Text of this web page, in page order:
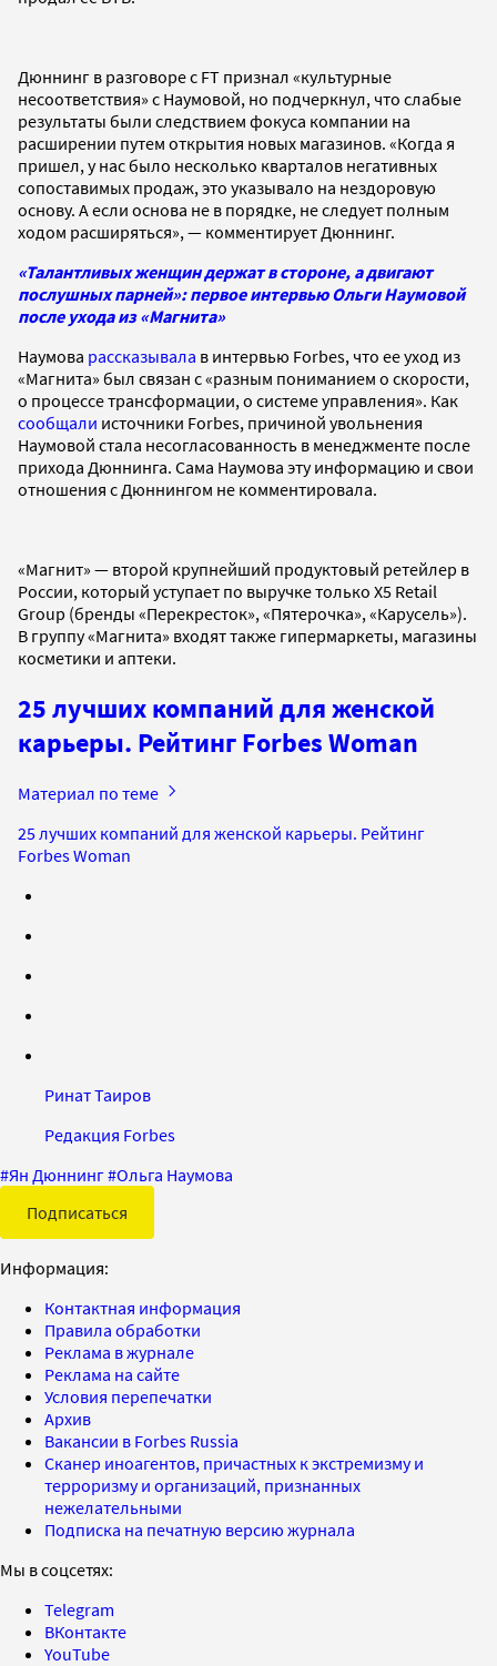
Дюннинг в разговоре с FT признал «культурные
несоответствия» с Наумовой, но подчеркнул, что слабые
результаты были следствием фокуса компании на
расширении путем открытия новых магазинов. «Когда я
пришел, у нас было несколько кварталов негативных
сопоставимых продаж, это указывало на нездоровую
основу. А если основа не в порядке, не следует полным
ходом расширяться», — комментирует Дюннинг.
«Талантливых женщин держат в стороне, а двигают
послушных парней»: первое интервью Ольги Наумовой
после ухода из «Магнита»
Наумова рассказывала в интервью Forbes, что ее уход из
«Магнита» был связан с «разным пониманием о скорости,
о процессе трансформации, о системе управления». Как
сообщали источники Forbes, причиной увольнения
Наумовой стала несогласованность в менеджменте после
прихода Дюннинга. Сама Наумова эту информацию и свои
отношения с Дюннингом не комментировала.
«Магнит» — второй крупнейший продуктовый ретейлер в
России, который уступает по выручке только X5 Retail
Group (бренды «Перекресток», «Пятерочка», «Карусель»).
В группу «Магнита» входят также гипермаркеты, магазины
косметики и аптеки.
25 лучших компаний для женской
карьеры. Рейтинг Forbes Woman
Материал по теме
25 лучших компаний для женской карьеры. Рейтинг
Forbes Woman
Ринат Таиров
Редакция Forbes
#Ян Дюннинг#Ольга Наумова
Подписаться
Информация:
Контактная информация
Правила обработки
Реклама в журнале
Реклама на сайте
Условия перепечатки
Архив
Вакансии в Forbes Russia
Сканер иноагентов, причастных к экстремизму и
терроризму и организаций, признанных
нежелательными
Подписка на печатную версию журнала
Мы в соцсетях:
Telegram
ВКонтакте
YouTube